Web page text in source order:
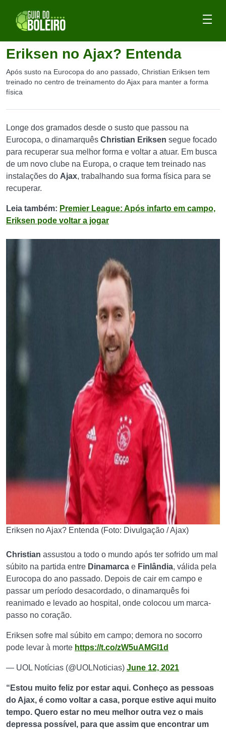
Eriksen no Ajax? Entenda
Após susto na Eurocopa do ano passado, Christian Eriksen tem
treinado no centro de treinamento do Ajax para manter a forma
física
Longe dos gramados desde o susto que passou na
Eurocopa, o dinamarquês Christian Eriksen segue focado
para recuperar sua melhor forma e voltar a atuar. Em busca
de um novo clube na Europa, o craque tem treinado nas
instalações do Ajax, trabalhando sua forma física para se
recuperar.
Leia também: Premier League: Após infarto em campo,
Eriksen pode voltar a jogar
Eriksen no Ajax? Entenda (Foto: Divulgação / Ajax)
Christian assustou a todo o mundo após ter sofrido um mal
súbito na partida entre Dinamarca e Finlândia, válida pela
Eurocopa do ano passado. Depois de cair em campo e
passar um período desacordado, o dinamarquês foi
reanimado e levado ao hospital, onde colocou um marca-
passo no coração.
Eriksen sofre mal súbito em campo; demora no socorro
pode levar à morte https://t.co/zW5uAMGl1d
— UOL Notícias (@UOLNoticias) June 12, 2021
“Estou muito feliz por estar aqui. Conheço as pessoas
do Ajax, é como voltar a casa, porque estive aqui muito
tempo. Quero estar no meu melhor outra vez o mais
depressa possível, para que assim que encontrar um